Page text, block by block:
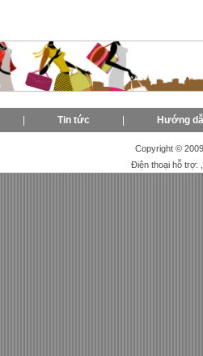
Tin tức Hướng
Copyright ©
Điện thoại hỗ trợ: